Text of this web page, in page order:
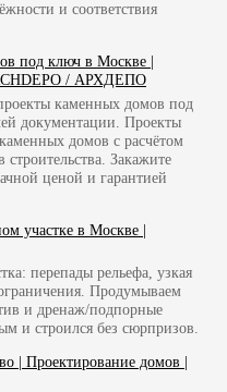
и соответствия
под ключ в Москве |
/ АРХДЕПО
каменных домов под
документации. Проекты
домов с расчётом
Закажите
ценой и гарантией
участке в Москве |
перепады рельефа, узкая
Продумываем
и дренаж/подпорные
и строился без сюрпризов.
| Проектирование домов |
09:00 до 21:00.